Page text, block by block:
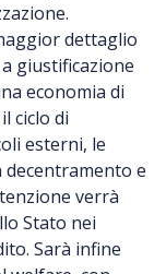
dettaglio
giustificazione
economia di
ciclo di
esterni, le
e
verrà
Stato nei
Sarà infine